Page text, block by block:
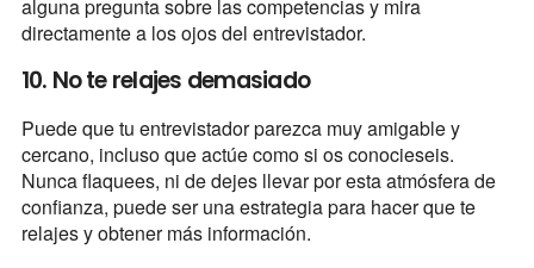
alguna pregunta sobre las competencias y mira
directamente a los ojos del entrevistador.
10. No te relajes demasiado
Puede que tu entrevistador parezca muy amigable y
cercano, incluso que actúe como si os conocieseis.
Nunca flaquees, ni de dejes llevar por esta atmósfera de
confianza, puede ser una estrategia para hacer que te
relajes y obtener más información.